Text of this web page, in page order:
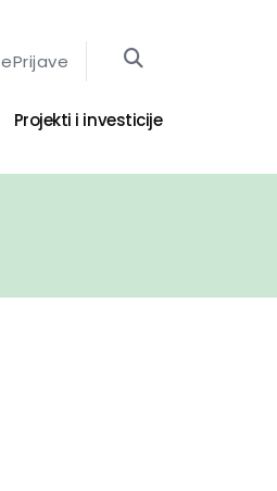
ePrijave
Projekti i investicije